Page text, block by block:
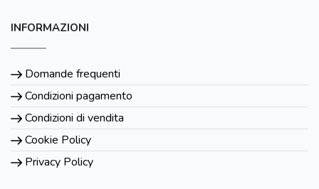
INFORMAZIONI
Domande frequenti
Condizioni pagamento
Condizioni di vendita
Cookie Policy
Privacy Policy